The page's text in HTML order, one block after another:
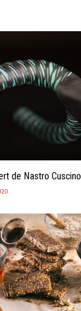
de Nastro Cuscino